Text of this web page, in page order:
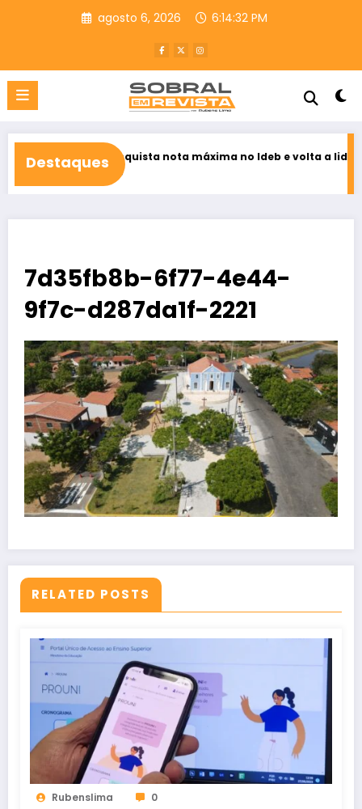
agosto 6, 2026 6:14:33 PM
Destaques
conquista nota máxima no Ideb e volta a liderar educação
7d35fb8b-6f77-4e44-
9f7c-d287da1f-2221
RELATED POSTS
Rubenslima 0